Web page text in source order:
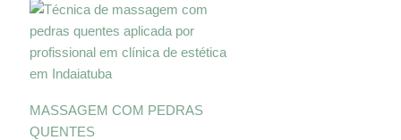
MASSAGEM COM PEDRAS
QUENTES